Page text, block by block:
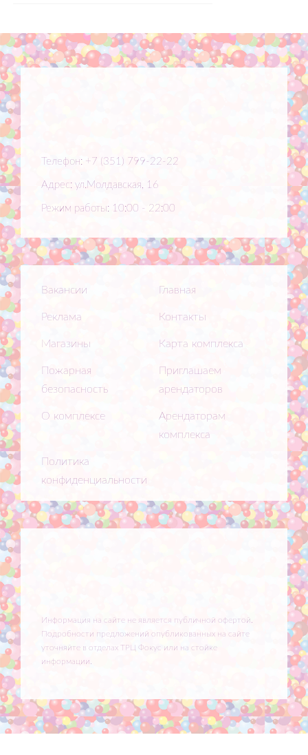
Телефон: +7 (351) 799-22-22
Адрес: ул.Молдавская, 16
Режим работы: 10:00 - 22:00
Вакансии Главная
Реклама Контакты
Магазины Карта комплекса
Пожарная
безопасность
Приглашаем
арендаторов
О комплексе
Арендаторам
комплекса
Политика
конфиденциальности
Информация на сайте не является публичной офертой.
Подробности предложений опубликованных на сайте
уточняйте в отделах ТРЦ Фокус или на стойке
информации.